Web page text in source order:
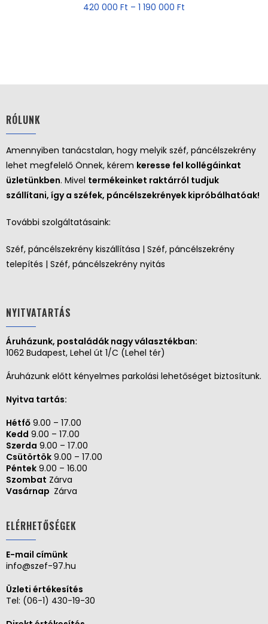
420 000 Ft – 1 190 000 Ft
RÓLUNK
Amennyiben tanácstalan, hogy melyik széf, páncélszekrény
lehet megfelelő Önnek, kérem keresse fel kollégáinkat
üzletünkben. Mivel termékeinket raktárról tudjuk
szállítani, így a széfek, páncélszekrények kipróbálhatóak!
További szolgáltatásaink:
Széf, páncélszekrény kiszállítása | Széf, páncélszekrény
telepítés | Széf, páncélszekrény nyitás
NYITVATARTÁS
Áruházunk, postaládák nagy választékban:
1062 Budapest, Lehel út 1/C (Lehel tér)
Áruházunk előtt kényelmes parkolási lehetőséget biztosítunk.
Nyitva tartás:
Hétfő 9.00 – 17.00
Kedd 9.00 – 17.00
Szerda 9.00 – 17.00
Csütörtök 9.00 – 17.00
Péntek 9.00 – 16.00
Szombat Zárva
Vasárnap Zárva
ELÉRHETŐSÉGEK
E-mail címünk
info@szef-97.hu
Üzleti értékesítés
Tel: (06-1) 430-19-30